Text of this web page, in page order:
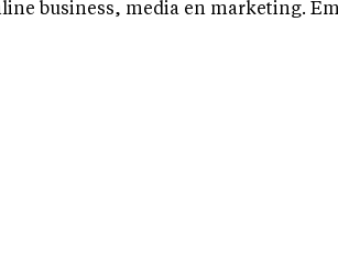
business, media en marketing.